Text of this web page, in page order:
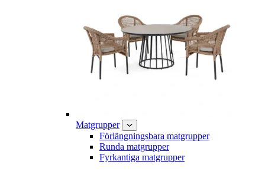
Matgrupper
Förlängningsbara matgrupper
Runda matgrupper
Fyrkantiga matgrupper